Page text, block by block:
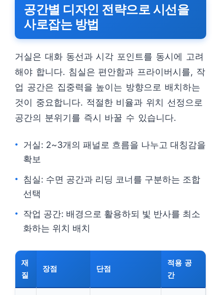
공간별 디자인 전략으로 시선을
사로잡는 방법
거실은 대화 동선과 시각 포인트를 동시에 고려
해야 합니다. 침실은 편안함과 프라이버시를, 작
업 공간은 집중력을 높이는 방향으로 배치하는
것이 중요합니다. 적절한 비율과 위치 선정으로
공간의 분위기를 즉시 바꿀 수 있습니다.
거실: 2~3개의 패널로 흐름을 나누고 대칭감을
확보
침실: 수면 공간과 리딩 코너를 구분하는 조합
선택
작업 공간: 배경으로 활용하되 빛 반사를 최소
화하는 위치 배치
재
질
장점 단점
적용 공
간